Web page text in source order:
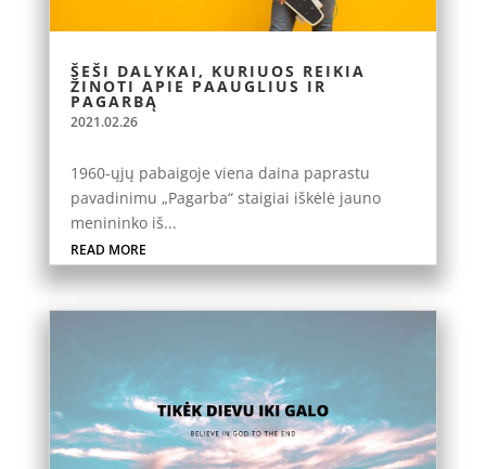
ŠEŠI DALYKAI, KURIUOS REIKIA
ŽINOTI APIE PAAUGLIUS IR
PAGARBĄ
2021.02.26
1960-ųjų pabaigoje viena daina paprastu
pavadinimu „Pagarba“ staigiai iškėlė jauno
menininko iš...
READ MORE